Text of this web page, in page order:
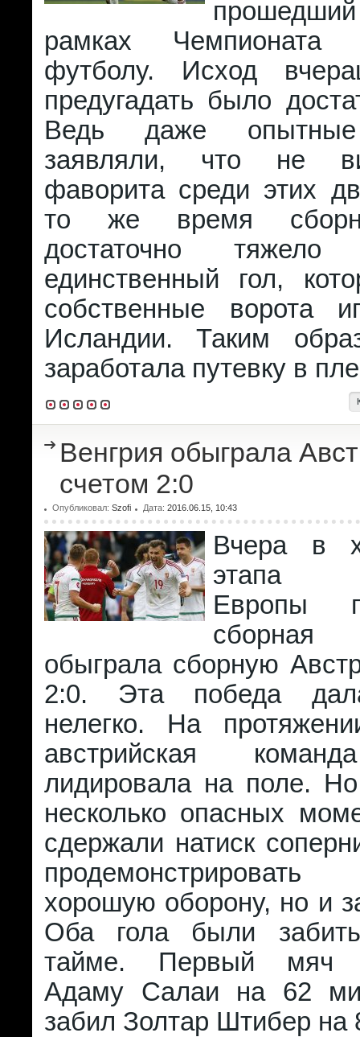
рамках
футболу. Исход
предугадать было
Ведь даже опытные
заявляли, что не
фаворита среди этих
то же время
достаточно
единственный гол,
собственные ворота
Исландии. Таким
заработала путевку в
Венгрия обыграла
счетом 2:0
Опубликовал: Szofi Дата: 2016.06.15, 10:43
Вчера в
этапа
Европы
обыграла сборную
2:0. Эта победа
нелегко. На
австрийская
лидировала на поле.
несколько опасных
сдержали натиск
хорошую оборону, но и
Оба гола были
тайме. Первый мяч
Адаму Салаи на 62
забил Золтар Штибер на